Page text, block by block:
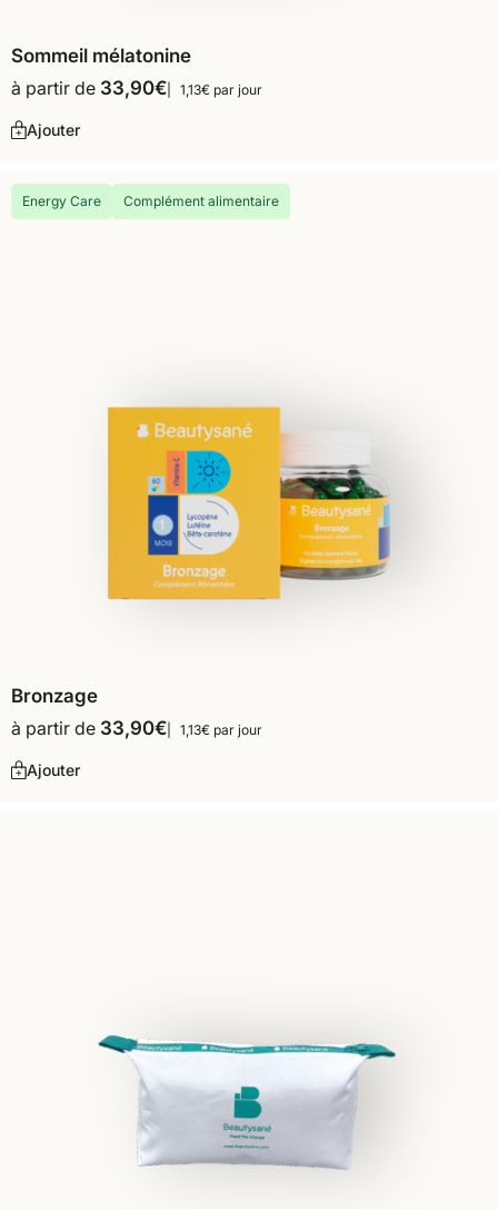
Sommeil mélatonine
à partir de 33,90€ 1,13€ par jour
Ajouter
Energy Care Complément alimentaire
Bronzage
à partir de 33,90€ 1,13€ par jour
Ajouter